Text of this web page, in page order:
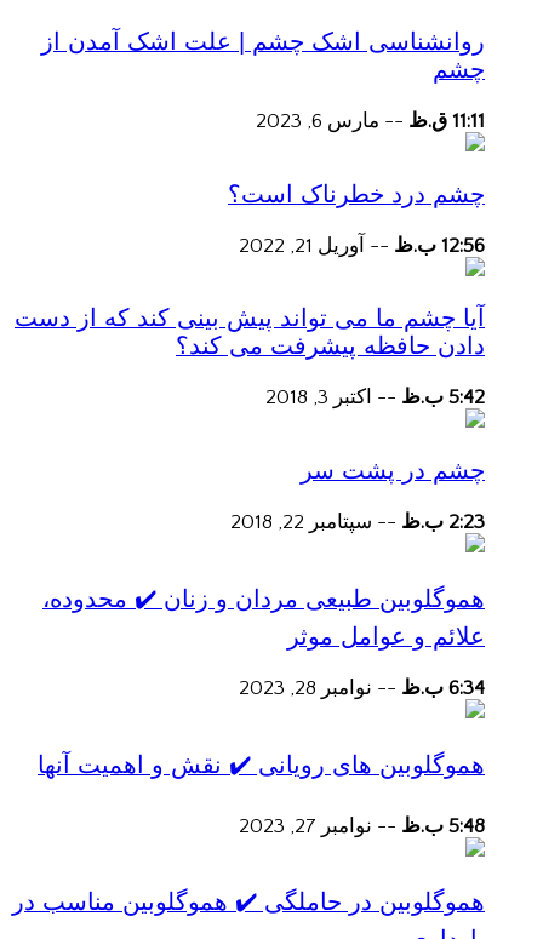
روانشناسی اشک چشم | علت اشک آمدن از
چشم
11:11 ق.ظ -- مارس 6, 2023
چشم درد خطرناک است؟
12:56 ب.ظ -- آوریل 21, 2022
آیا چشم ما می تواند پیش بینی کند که از دست
دادن حافظه پیشرفت می کند؟
5:42 ب.ظ -- اکتبر 3, 2018
چشم در پشت سر
2:23 ب.ظ -- سپتامبر 22, 2018
هموگلوبین طبیعی مردان و زنان ✔️ محدوده،
علائم و عوامل موثر
6:34 ب.ظ -- نوامبر 28, 2023
هموگلوبین های رویانی ✔️ نقش و اهمیت آنها
5:48 ب.ظ -- نوامبر 27, 2023
هموگلوبین در حاملگی ✔️ هموگلوبین مناسب در